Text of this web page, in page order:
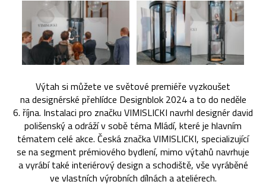
Výtah si můžete ve světové premiéře vyzkoušet
na designérské přehlídce Designblok 2024 a to do neděle
6. října. Instalaci pro značku VIMISLICKI navrhl designér david
polišenský a odráží v sobě téma Mládí, které je hlavním
tématem celé akce. Česká značka VIMISLICKI, specializující
se na segment prémiového bydlení, mimo výtahů navrhuje
a vyrábí také interiérový design a schodiště, vše vyráběné
ve vlastních výrobních dílnách a ateliérech.